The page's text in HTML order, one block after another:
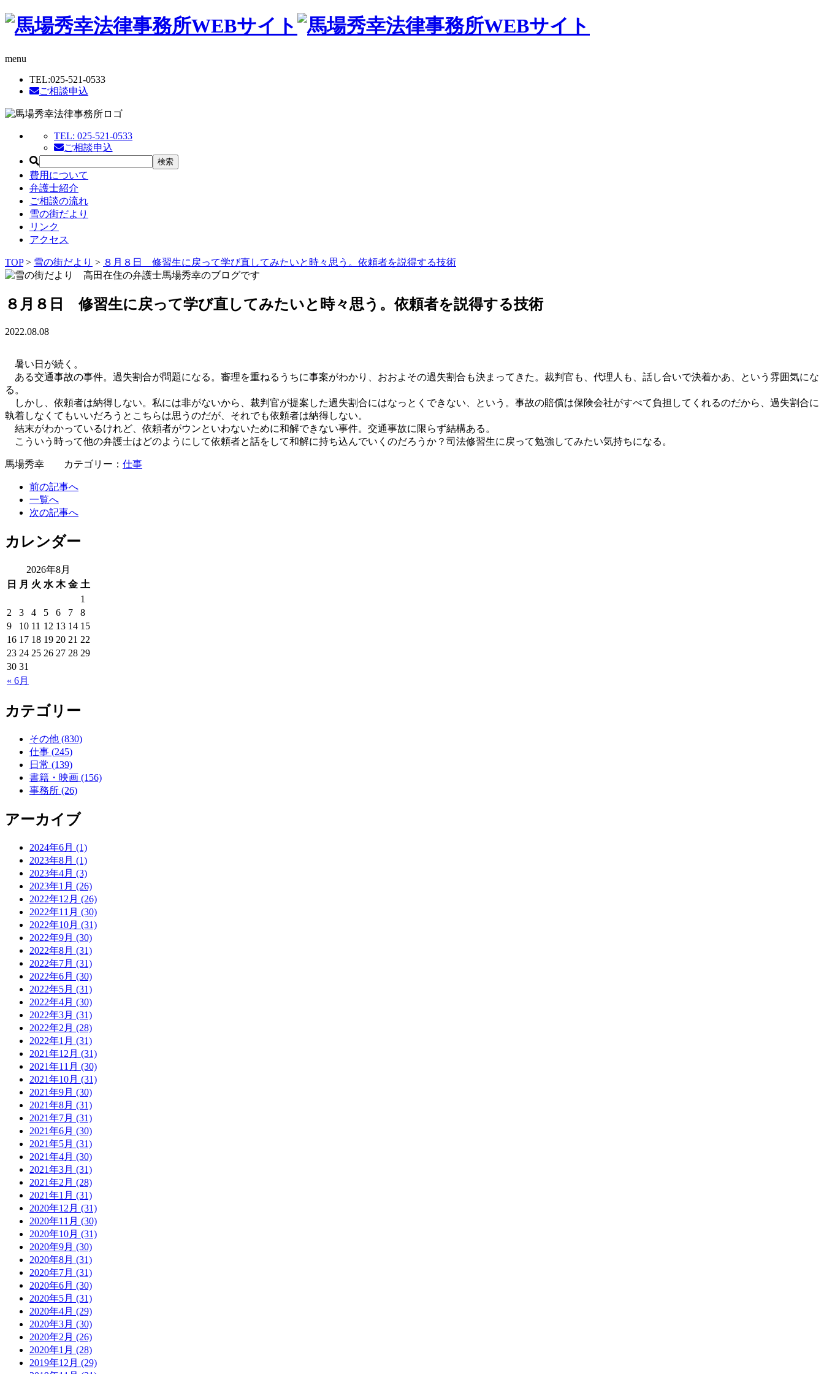
menu
TEL:025-521-0533
ご相談申込
TEL: 025-521-0533
ご相談申込
費用について
弁護士紹介
ご相談の流れ
雪の街だより
リンク
アクセス
TOP> 雪の街だより > ８月８日 修習生に戻って学び直してみたいと時々思う。依頼者を説得する技術
８月８日 修習生に戻って学び直してみたいと時々思う。依頼者を説得する技術
2022.08.08
暑い日が続く。
ある交通事故の事件。過失割合が問題になる。審理を重ねるうちに事案がわかり、おおよその過失割合も決まってきた。裁判官も、代理人も、話し合いで決着かあ、という雰囲気にな
る。
しかし、依頼者は納得しない。私には非がないから、裁判官が提案した過失割合にはなっとくできない、という。事故の賠償は保険会社がすべて負担してくれるのだから、過失割合に
執着しなくてもいいだろうとこちらは思うのだが、それでも依頼者は納得しない。
結末がわかっているけれど、依頼者がウンといわないために和解できない事件。交通事故に限らず結構ある。
こういう時って他の弁護士はどのようにして依頼者と話をして和解に持ち込んでいくのだろうか？司法修習生に戻って勉強してみたい気持ちになる。
馬場秀幸 カテゴリー： 仕事
前の記事へ
一覧へ
次の記事へ
カレンダー
2026年8月
日
月 火 水 木 金 土
« 6月
1
2
3 4 5 6 7
8
9
10 11 12 13 14 15
16 17 18 19 20 21 22
23 24 25 26 27 28 29
30 31
カテゴリー
その他 (830)
仕事 (245)
日常 (139)
書籍・映画 (156)
事務所 (26)
アーカイブ
2024年6月 (1)
2023年8月 (1)
2023年4月 (3)
2023年1月 (26)
2022年12月 (26)
2022年11月 (30)
2022年10月 (31)
2022年9月 (30)
2022年8月 (31)
2022年7月 (31)
2022年6月 (30)
2022年5月 (31)
2022年4月 (30)
2022年3月 (31)
2022年2月 (28)
2022年1月 (31)
2021年12月 (31)
2021年11月 (30)
2021年10月 (31)
2021年9月 (30)
2021年8月 (31)
2021年7月 (31)
2021年6月 (30)
2021年5月 (31)
2021年4月 (30)
2021年3月 (31)
2021年2月 (28)
2021年1月 (31)
2020年12月 (31)
2020年11月 (30)
2020年10月 (31)
2020年9月 (30)
2020年8月 (31)
2020年7月 (31)
2020年6月 (30)
2020年5月 (31)
2020年4月 (29)
2020年3月 (30)
2020年2月 (26)
2020年1月 (28)
2019年12月 (29)